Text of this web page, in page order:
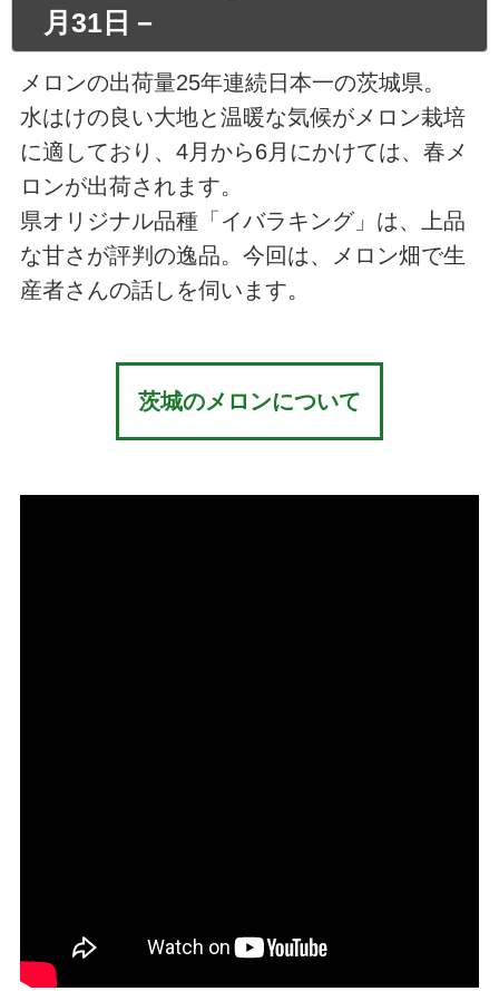
月31日－
メロンの出荷量25年連続日本一の茨城県。
水はけの良い大地と温暖な気候がメロン栽培
に適しており、4月から6月にかけては、春メ
ロンが出荷されます。
県オリジナル品種「イバラキング」は、上品
な甘さが評判の逸品。今回は、メロン畑で生
産者さんの話しを伺います。
茨城のメロンについて